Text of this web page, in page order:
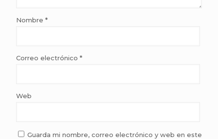
Nombre *
Correo electrónico *
Web
Guarda mi nombre, correo electrónico y web en este